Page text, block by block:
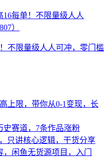
不限量级人人可冲，零门槛
上限，带你从0-1变现，长
史赛道，7条作品涨粉
只讲核心逻辑，干货分享
闲鱼无货源项目，入门